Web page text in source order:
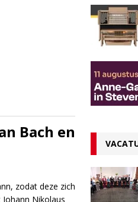
Bach en
zodat deze zich
Nikolaus